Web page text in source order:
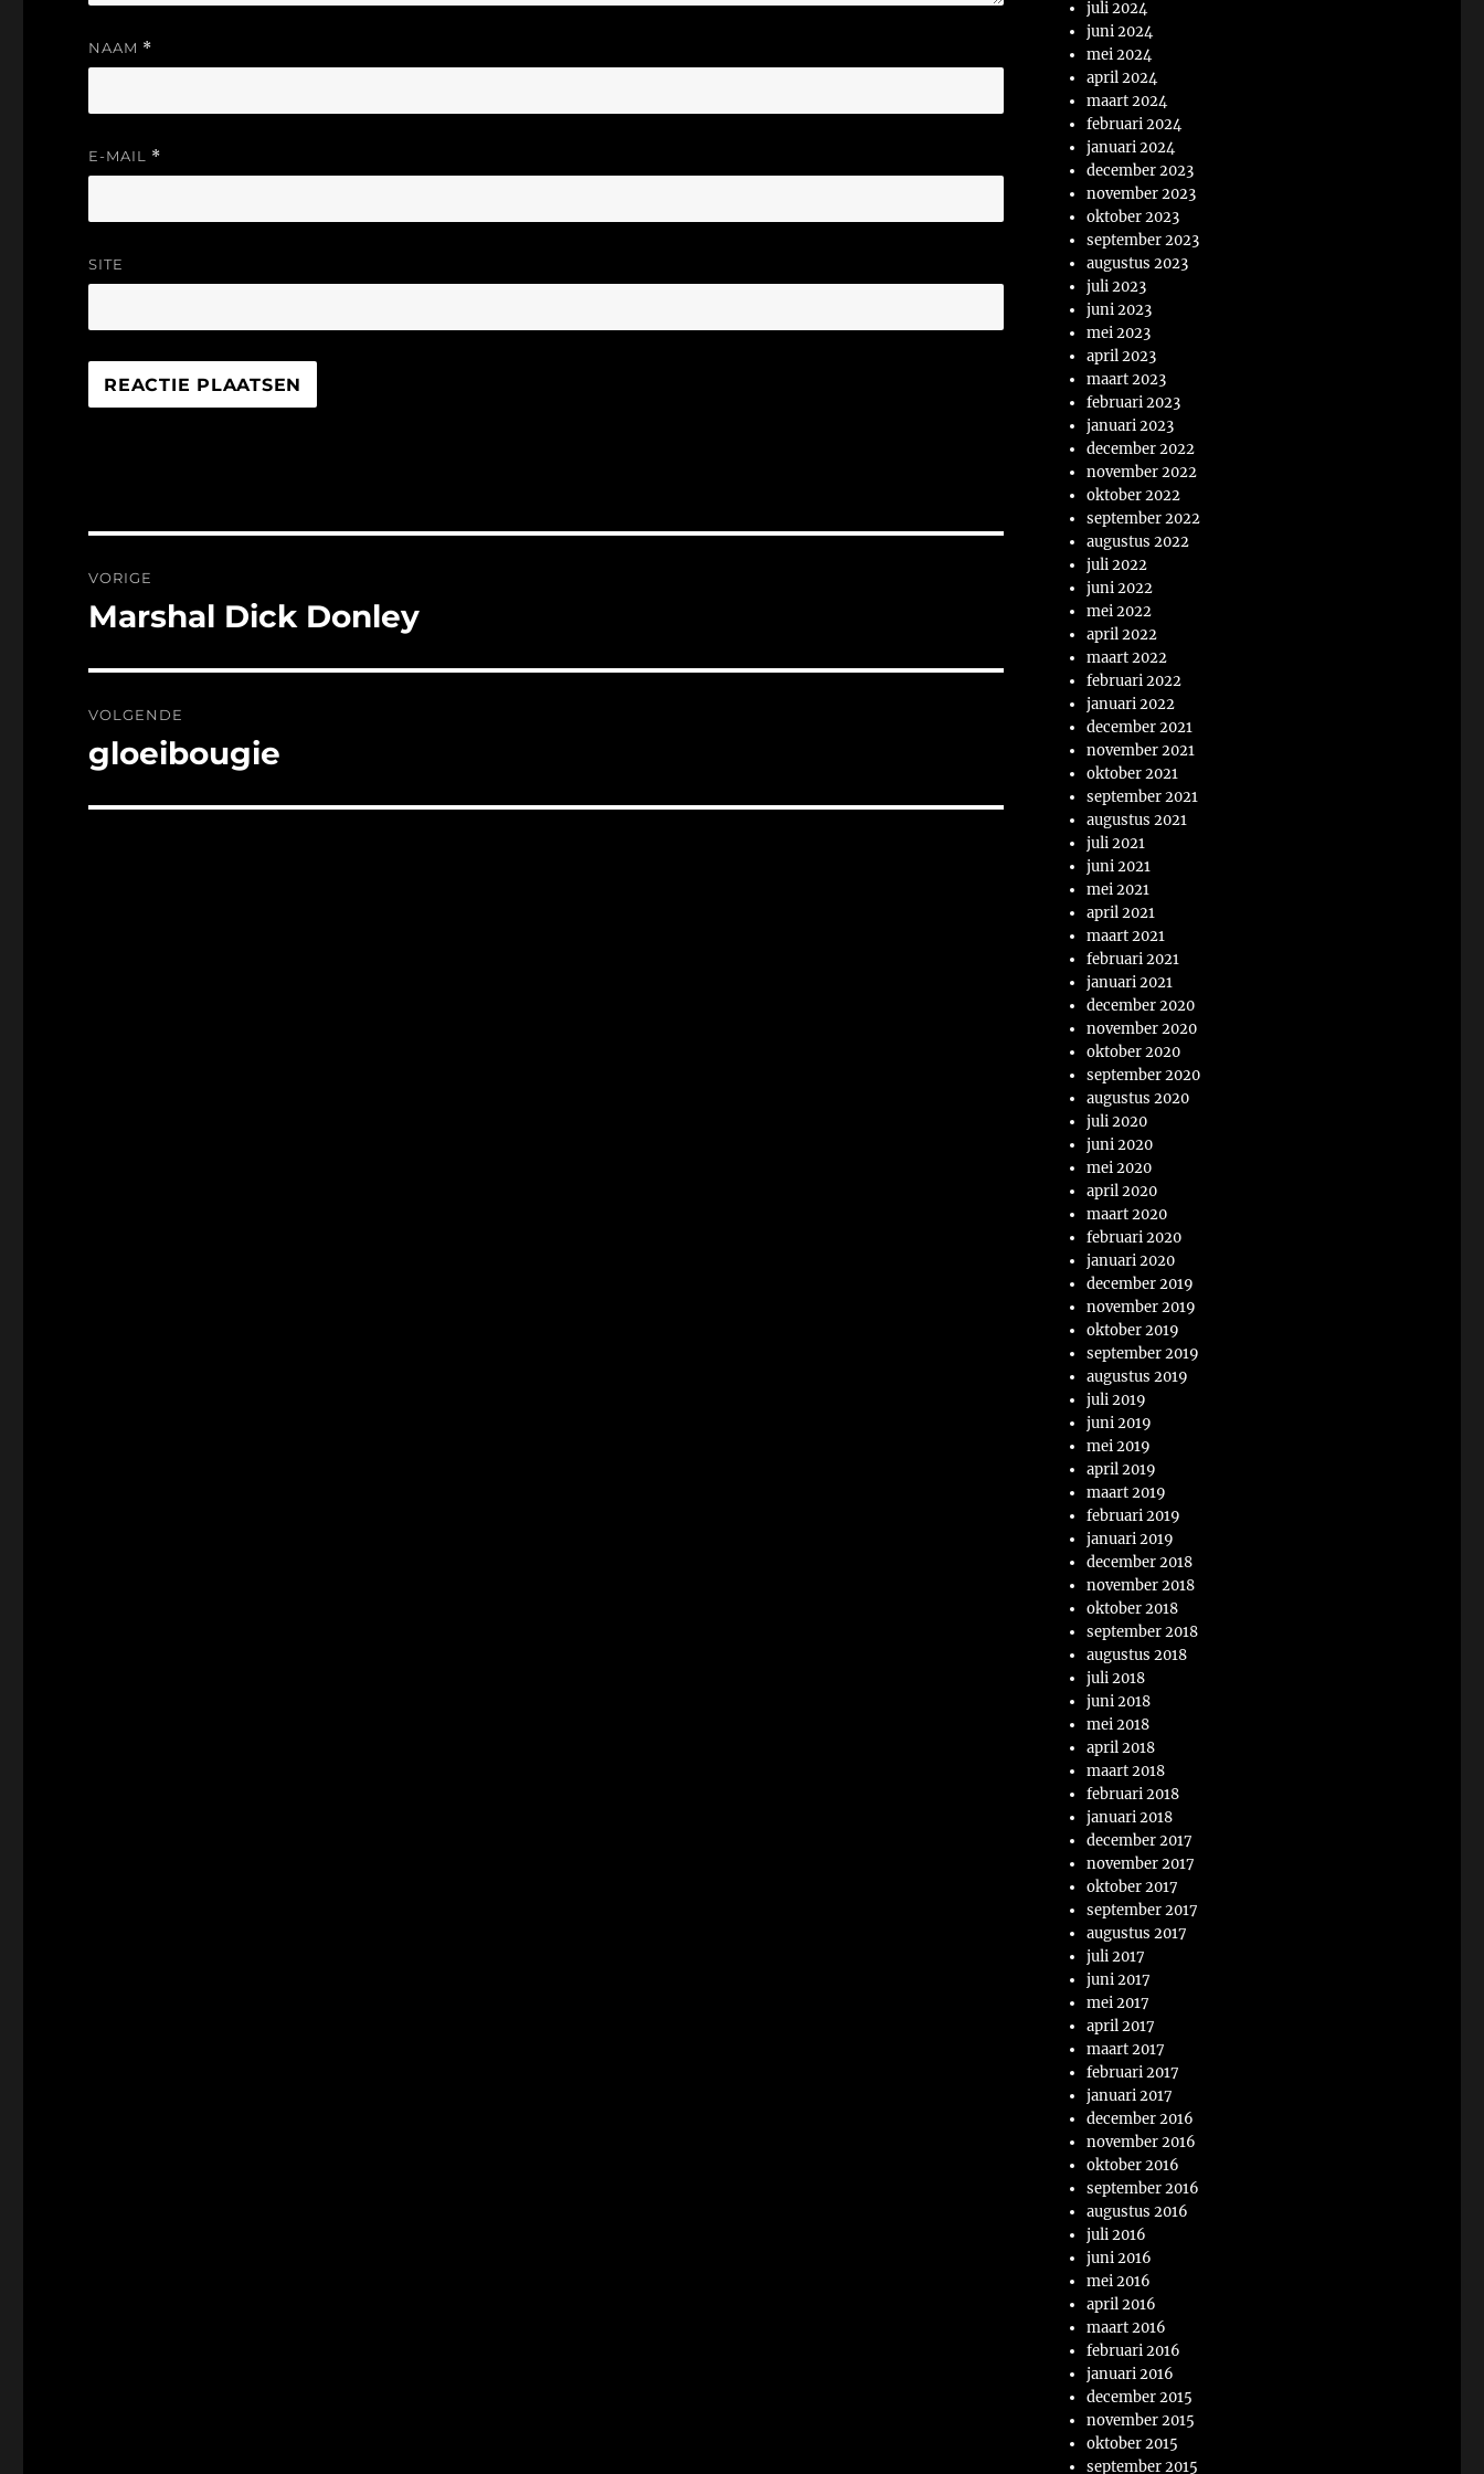
NAAM *
E-MAIL *
SITE
navigatie
VORIGE
Vorig
Marshal Dick Donley
VOLGENDE
Volgend
gloeibougie
juli 2024
juni 2024
mei 2024
april 2024
maart 2024
februari 2024
januari 2024
december 2023
november 2023
oktober 2023
september 2023
augustus 2023
juli 2023
juni 2023
mei 2023
april 2023
maart 2023
februari 2023
januari 2023
december 2022
november 2022
oktober 2022
september 2022
augustus 2022
juli 2022
juni 2022
mei 2022
april 2022
maart 2022
februari 2022
januari 2022
december 2021
november 2021
oktober 2021
september 2021
augustus 2021
juli 2021
juni 2021
mei 2021
april 2021
maart 2021
februari 2021
januari 2021
december 2020
november 2020
oktober 2020
september 2020
augustus 2020
juli 2020
juni 2020
mei 2020
april 2020
maart 2020
februari 2020
januari 2020
december 2019
november 2019
oktober 2019
september 2019
augustus 2019
juli 2019
juni 2019
mei 2019
april 2019
maart 2019
februari 2019
januari 2019
december 2018
november 2018
oktober 2018
september 2018
augustus 2018
juli 2018
juni 2018
mei 2018
april 2018
maart 2018
februari 2018
januari 2018
december 2017
november 2017
oktober 2017
september 2017
augustus 2017
juli 2017
juni 2017
mei 2017
april 2017
maart 2017
februari 2017
januari 2017
december 2016
november 2016
oktober 2016
september 2016
augustus 2016
juli 2016
juni 2016
mei 2016
april 2016
maart 2016
februari 2016
januari 2016
december 2015
november 2015
oktober 2015
september 2015